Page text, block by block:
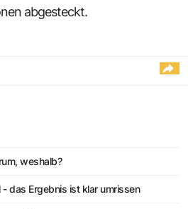
abgesteckt.
weshalb?
das Ergebnis ist klar umrissen